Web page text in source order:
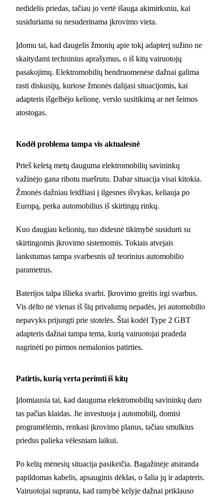
nedidelis priedas, tačiau jo vertė išauga akimirksniu, kai
susiduriama su nesuderinama įkrovimo vieta.
Įdomu tai, kad daugelis žmonių apie tokį adapterį sužino ne
skaitydami techninius aprašymus, o iš kitų vairuotojų
pasakojimų. Elektromobilių bendruomenėse dažnai galima
rasti diskusijų, kuriose žmonės dalijasi situacijomis, kai
adapteris išgelbėjo kelionę, verslo susitikimą ar net šeimos
atostogas.
Kodėl problema tampa vis aktualesnė
Prieš keletą metų dauguma elektromobilių savininkų
važinėjo gana ribotu maršrutu. Dabar situacija visai kitokia.
Žmonės dažniau leidžiasi į ilgesnes išvykas, keliauja po
Europą, perka automobilius iš skirtingų rinkų.
Kuo daugiau kelionių, tuo didesnė tikimybė susidurti su
skirtingomis įkrovimo sistemomis. Tokiais atvejais
lankstumas tampa svarbesnis už teorinius automobilio
parametrus.
Baterijos talpa išlieka svarbi. Įkrovimo greitis irgi svarbus.
Vis dėlto nė vienas iš šių privalumų nepadės, jei automobilio
nepavyks prijungti prie stotelės. Štai kodėl Type 2 GBT
adapteris dažnai tampa tema, kurią vairuotojai pradeda
nagrinėti po pirmos nemalonios patirties.
Patirtis, kurią verta perimti iš kitų
Įdomiausia tai, kad dauguma elektromobilių savininkų daro
tas pačias klaidas. Jie investuoja į automobilį, domisi
programėlėmis, renkasi įkrovimo planus, tačiau smulkius
priedus palieka vėlesniam laikui.
Po kelių mėnesių situacija pasikeičia. Bagažinėje atsiranda
papildomas kabelis, apsauginis dėklas, o šalia jų ir adapteris.
Vairuotojai supranta, kad ramybė kelyje dažnai priklauso